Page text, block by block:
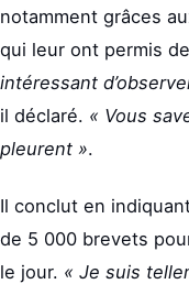
notamment grâces
qui leur ont permis
intéressant
il déclaré. « Vous
pleurent ».
Il conclut en
de 5 000 brevets
le jour. « Je suis